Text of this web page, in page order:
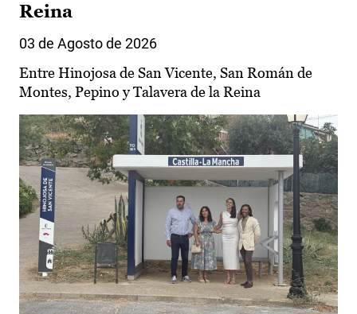
Reina
03 de Agosto de 2026
Entre Hinojosa de San Vicente, San Román de
Montes, Pepino y Talavera de la Reina